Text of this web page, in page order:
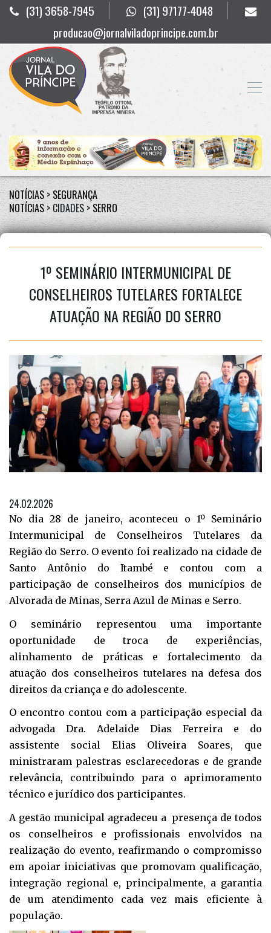
(31) 3658-7945
(31) 97177-4048
producao@jornalviladoprincipe.com.br
NOTÍCIAS > SEGURANÇA
NOTÍCIAS > CIDADES > SERRO
1º SEMINÁRIO INTERMUNICIPAL DE
CONSELHEIROS TUTELARES FORTALECE
ATUAÇÃO NA REGIÃO DO SERRO
24.02.2026
No dia 28 de janeiro, aconteceu o 1º Seminário
Intermunicipal de Conselheiros Tutelares da
Região do Serro. O evento foi realizado na cidade de
Santo Antônio do Itambé e contou com a
participação de conselheiros dos municípios de
Alvorada de Minas, Serra Azul de Minas e Serro.
O seminário representou uma importante
oportunidade de troca de experiências,
alinhamento de práticas e fortalecimento da
atuação dos conselheiros tutelares na defesa dos
direitos da criança e do adolescente.
O encontro contou com a participação especial da
advogada Dra. Adelaide Dias Ferreira e do
assistente social Elias Oliveira Soares, que
ministraram palestras esclarecedoras e de grande
relevância, contribuindo para o aprimoramento
técnico e jurídico dos participantes.
A gestão municipal agradeceu a presença de todos
os conselheiros e profissionais envolvidos na
realização do evento, reafirmando o compromisso
em apoiar iniciativas que promovam qualificação,
integração regional e, principalmente, a garantia
de um atendimento cada vez mais eficiente à
população.